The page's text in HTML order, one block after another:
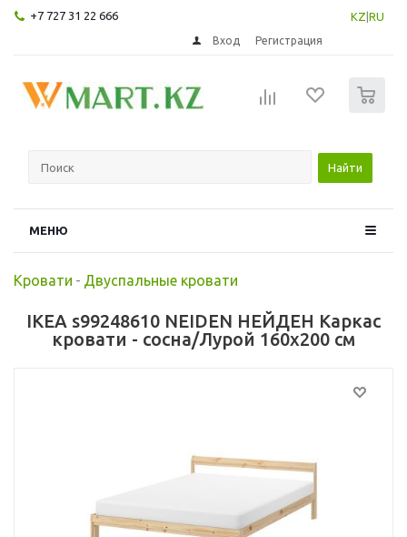
+7 727 31 22 666 KZ RU
Вход Регистрация
Найти
МЕНЮ
Кровати - Двуспальные кровати
IKEA s99248610 NEIDEN НЕЙДЕН Каркас
кровати - сосна/Лурой 160x200 см